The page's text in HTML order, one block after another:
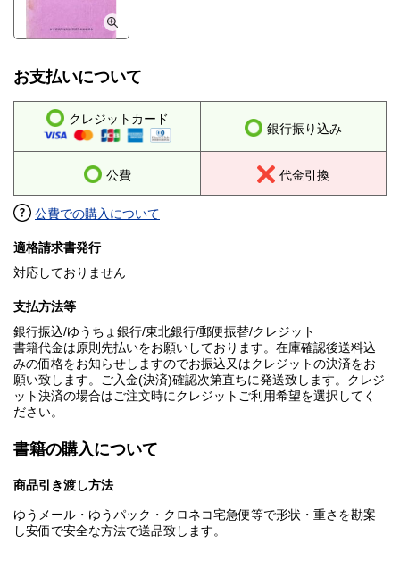
お支払いについて
クレジットカード
銀行振り込み
公費 代金引換
公費での購入について
適格請求書発行
対応しておりません
支払方法等
銀行振込/ゆうちょ銀行/東北銀行/郵便振替/クレジット
書籍代金は原則先払いをお願いしております。在庫確認後送料込
みの価格をお知らせしますのでお振込又はクレジットの決済をお
願い致します。ご入金(決済)確認次第直ちに発送致します。クレジ
ット決済の場合はご注文時にクレジットご利用希望を選択してく
ださい。
書籍の購入について
商品引き渡し方法
ゆうメール・ゆうパック・クロネコ宅急便等で形状・重さを勘案
し安価で安全な方法で送品致します。